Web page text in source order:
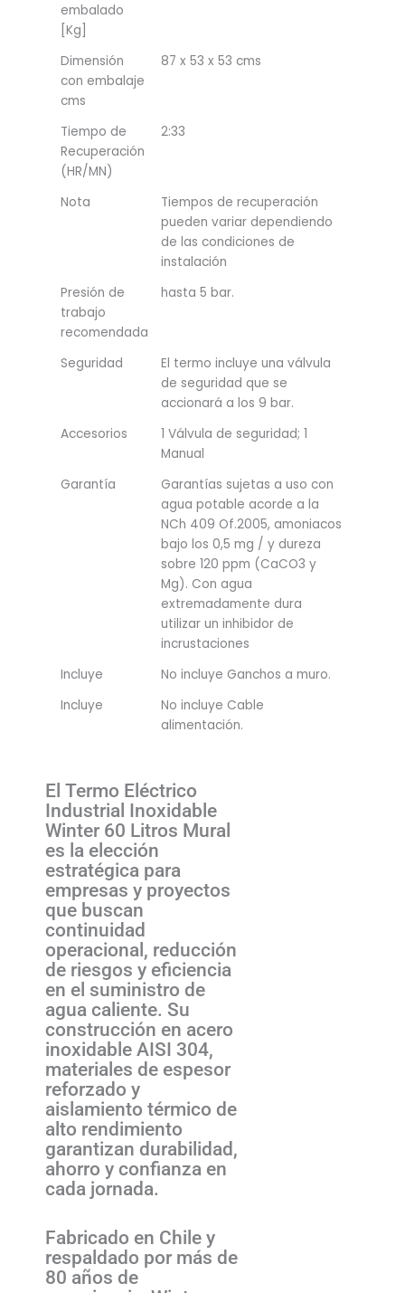
embalado
[Kg]
Dimensión
con embalaje
cms
87 x 53 x 53 cms
Tiempo de
Recuperación
(HR/MN)
2:33
Nota
Tiempos de recuperación
pueden variar dependiendo
de las condiciones de
instalación
Presión de
trabajo
recomendada
hasta 5 bar.
Seguridad
El termo incluye una válvula
de seguridad que se
accionará a los 9 bar.
Accesorios
1 Válvula de seguridad; 1
Manual
Garantía
Garantías sujetas a uso con
agua potable acorde a la
NCh 409 Of.2005, amoniacos
bajo los 0,5 mg / y dureza
sobre 120 ppm (CaCO3 y
Mg). Con agua
extremadamente dura
utilizar un inhibidor de
incrustaciones
Incluye
No incluye Ganchos a muro.
Incluye
No incluye Cable
alimentación.
El Termo Eléctrico
Industrial Inoxidable
Winter 60 Litros Mural
es la elección
estratégica para
empresas y proyectos
que buscan
continuidad
operacional, reducción
de riesgos y eficiencia
en el suministro de
agua caliente. Su
construcción en acero
inoxidable AISI 304,
materiales de espesor
reforzado y
aislamiento térmico de
alto rendimiento
garantizan durabilidad,
ahorro y confianza en
cada jornada.
Fabricado en Chile y
respaldado por más de
80 años de